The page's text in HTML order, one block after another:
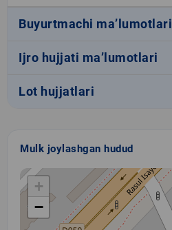
Buyurtmachi ma’lumotlari
Ijro hujjati ma’lumotlari
Lot hujjatlari
Mulk joylashgan hudud
+
−